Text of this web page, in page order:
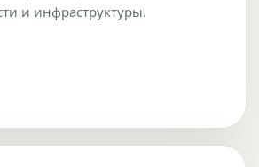
и инфраструктуры.